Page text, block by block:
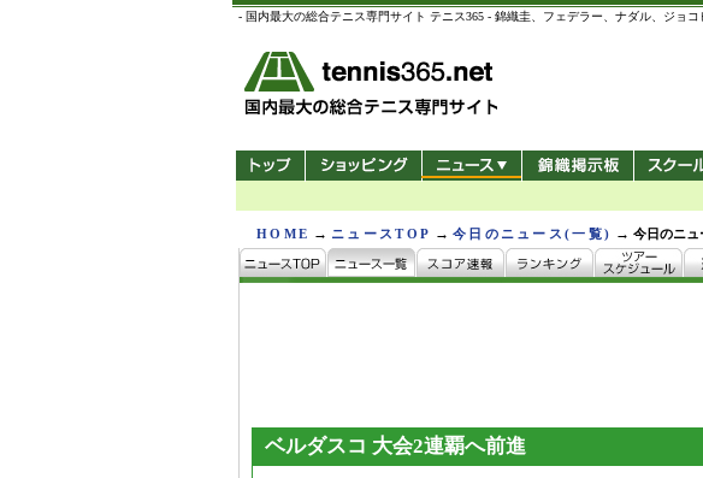
- 国内最大の総合テニス専門サイト テニス365 - 錦織圭、フェデラー、ナダル、ジョ
HOME → ニュースTOP →今日のニュース(一覧) →今日のニ
ベルダスコ 大会2連覇へ前進